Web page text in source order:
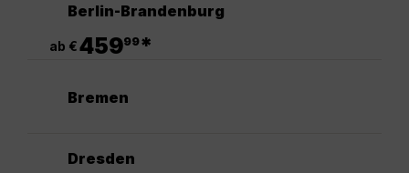
Berlin-Brandenburg
ab €45999*
Bremen
Dresden